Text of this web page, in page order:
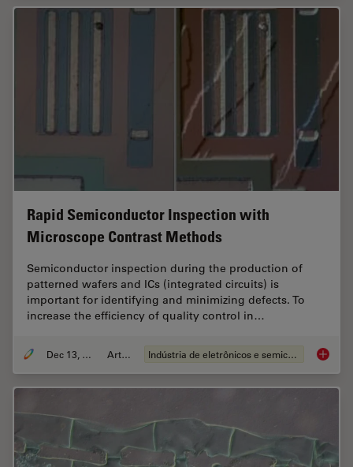
Rapid Semiconductor Inspection with
Microscope Contrast Methods
Semiconductor inspection during the production of
patterned wafers and ICs (integrated circuits) is
important for identifying and minimizing defects. To
increase the efficiency of quality control in…
Dec 13, 2023 Article Indústria de eletrônicos e semicondutores Rapid